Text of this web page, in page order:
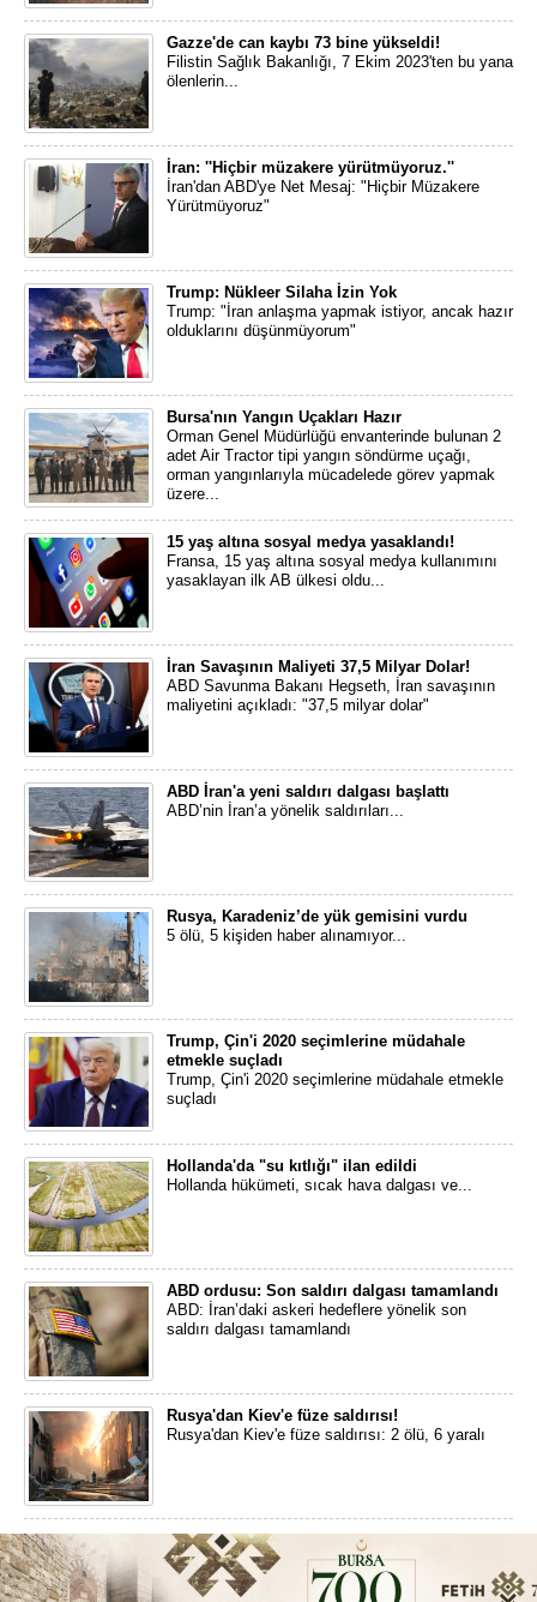
Gazze'de can kaybı 73 bine yükseldi!
Filistin Sağlık Bakanlığı, 7 Ekim 2023'ten bu yana
ölenlerin...
İran: ''Hiçbir müzakere yürütmüyoruz.''
İran'dan ABD'ye Net Mesaj: "Hiçbir Müzakere
Yürütmüyoruz"
Trump: Nükleer Silaha İzin Yok
Trump: "İran anlaşma yapmak istiyor, ancak hazır
olduklarını düşünmüyorum"
Bursa'nın Yangın Uçakları Hazır
Orman Genel Müdürlüğü envanterinde bulunan 2
adet Air Tractor tipi yangın söndürme uçağı,
orman yangınlarıyla mücadelede görev yapmak
üzere...
15 yaş altına sosyal medya yasaklandı!
Fransa, 15 yaş altına sosyal medya kullanımını
yasaklayan ilk AB ülkesi oldu...
İran Savaşının Maliyeti 37,5 Milyar Dolar!
ABD Savunma Bakanı Hegseth, İran savaşının
maliyetini açıkladı: "37,5 milyar dolar"
ABD İran'a yeni saldırı dalgası başlattı
ABD’nin İran’a yönelik saldırıları...
Rusya, Karadeniz’de yük gemisini vurdu
5 ölü, 5 kişiden haber alınamıyor...
Trump, Çin'i 2020 seçimlerine müdahale
etmekle suçladı
Trump, Çin'i 2020 seçimlerine müdahale etmekle
suçladı
Hollanda'da "su kıtlığı" ilan edildi
Hollanda hükümeti, sıcak hava dalgası ve...
ABD ordusu: Son saldırı dalgası tamamlandı
ABD: İran’daki askeri hedeflere yönelik son
saldırı dalgası tamamlandı
Rusya'dan Kiev'e füze saldırısı!
Rusya'dan Kiev'e füze saldırısı: 2 ölü, 6 yaralı